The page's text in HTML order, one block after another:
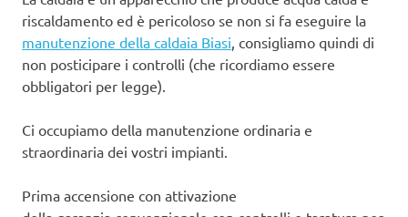
riscaldamento ed è pericoloso se non si fa eseguire la
manutenzione della caldaia Biasi , consigliamo quindi di
non posticipare i controlli (che ricordiamo essere
obbligatori per legge).
Ci occupiamo della manutenzione ordinaria e
straordinaria dei vostri impianti.
Prima accensione con attivazione